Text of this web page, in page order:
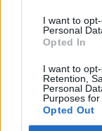
I want to
Personal
Opted In
I want to
Retention,
Personal
Purposes for
Opted Out